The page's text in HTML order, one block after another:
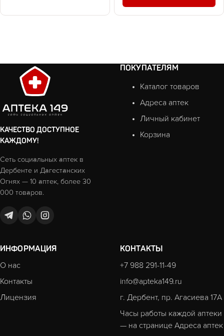
КАЧЕСТВО ДОСТУПНОЕ
КАЖДОМУ!
Сеть социальных аптек в
Дербенте и Дагестанских
Огнях — 10 аптек, более 30
000 товаров.
ПОКУПАТЕЛЯМ
Каталог товаров
Адреса аптек
Личный кабинет
Корзина
ИНФОРМАЦИЯ
О нас
Контакты
Лицензия
КОНТАКТЫ
+7 988 291-11-49
info@apteka149.ru
г. Дербент, пр. Агасиева 17А
Часы работы каждой аптеки
— на странице Адреса аптек